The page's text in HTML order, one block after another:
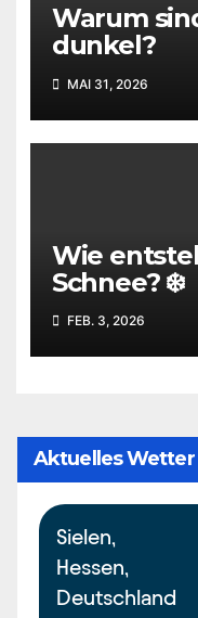
Warum
dunkel?
MAI 31, 2026
Wie
Schnee? ❄️
FEB. 3, 2026
Aktuelles Wetter
Sielen,
Hessen,
Deutschland